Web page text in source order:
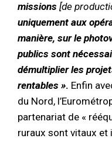
missions [de
uniquement aux
manière, sur le
publics sont
démultiplier les
rentables ». Enfin
du Nord,
partenariat de «
ruraux sont vitaux et